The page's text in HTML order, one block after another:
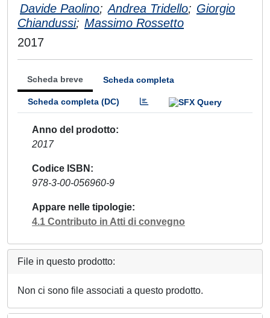
Davide Paolino; Andrea Tridello; Giorgio
Chiandussi; Massimo Rossetto
2017
Scheda breve Scheda completa
Scheda completa (DC)
Anno del prodotto
2017
Codice ISBN
978-3-00-056960-9
Appare nelle tipologie
4.1 Contributo in Atti di convegno
File in questo prodotto:
Non ci sono file associati a questo prodotto.